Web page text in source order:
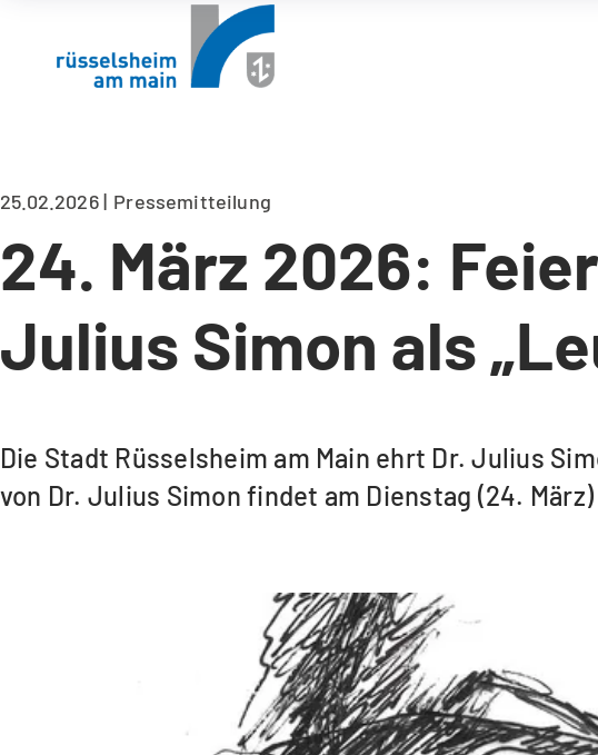
25.02.2026 Pressemitteilung
24. März 2026:
Julius Simon als
Die Stadt Rüsselsheim am Main ehrt Dr. Julius
von Dr. Julius Simon findet am Dienstag (24.